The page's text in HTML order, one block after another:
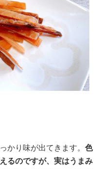
かり味が出てきます。 色
るのですが、実はうまみ